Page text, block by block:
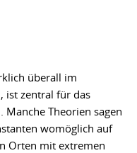
überall im
ist zentral für das
Manche Theorien sagen
womöglich auf
Orten mit extremen